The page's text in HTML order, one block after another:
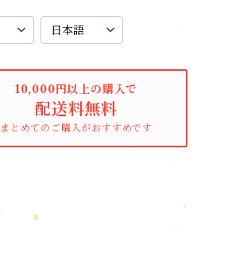
10,000円以上の購入で
配送料無料
まとめてのご購入がおすすめです